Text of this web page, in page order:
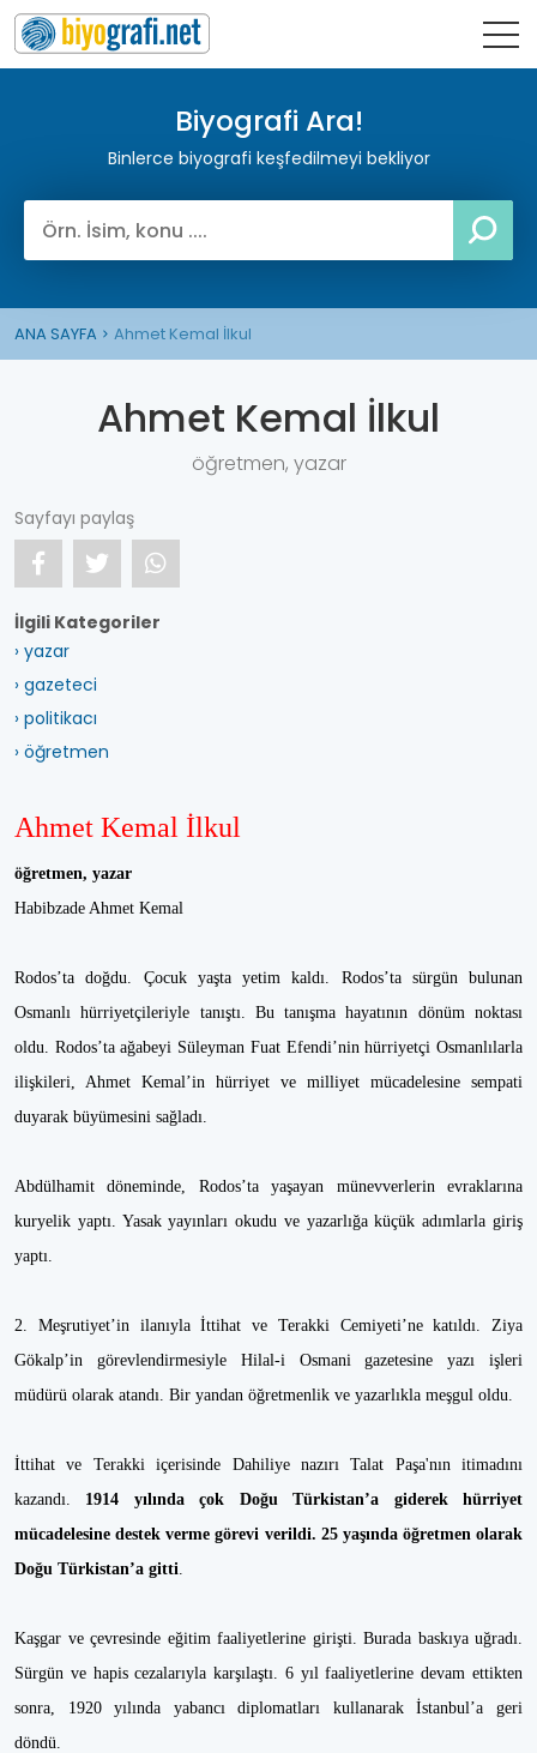
Biyografi Ara!
Binlerce biyografi keşfedilmeyi bekliyor
ANA SAYFA Ahmet Kemal İlkul
Ahmet Kemal İlkul
öğretmen, yazar
Sayfayı paylaş
İlgili Kategoriler
› yazar
› gazeteci
› politikacı
› öğretmen
Ahmet Kemal İlkul
öğretmen, yazar
Habibzade Ahmet Kemal
Rodos’ta doğdu. Çocuk yaşta yetim kaldı. Rodos’ta sürgün bulunan
Osmanlı hürriyetçileriyle tanıştı. Bu tanışma hayatının dönüm noktası
oldu. Rodos’ta ağabeyi Süleyman Fuat Efendi’nin hürriyetçi Osmanlılarla
ilişkileri, Ahmet Kemal’in hürriyet ve milliyet mücadelesine sempati
duyarak büyümesini sağladı.
Abdülhamit döneminde, Rodos’ta yaşayan münevverlerin evraklarına
kuryelik yaptı. Yasak yayınları okudu ve yazarlığa küçük adımlarla giriş
yaptı.
2. Meşrutiyet’in ilanıyla İttihat ve Terakki Cemiyeti’ne katıldı. Ziya
Gökalp’in görevlendirmesiyle Hilal-i Osmani gazetesine yazı işleri
müdürü olarak atandı. Bir yandan öğretmenlik ve yazarlıkla meşgul oldu.
İttihat ve Terakki içerisinde Dahiliye nazırı Talat Paşa'nın itimadını
kazandı. 1914 yılında çok Doğu Türkistan’a giderek hürriyet
mücadelesine destek verme görevi verildi. 25 yaşında öğretmen olarak
Doğu Türkistan’a gitti.
Kaşgar ve çevresinde eğitim faaliyetlerine girişti. Burada baskıya uğradı.
Sürgün ve hapis cezalarıyla karşılaştı. 6 yıl faaliyetlerine devam ettikten
sonra, 1920 yılında yabancı diplomatları kullanarak İstanbul’a geri
döndü.